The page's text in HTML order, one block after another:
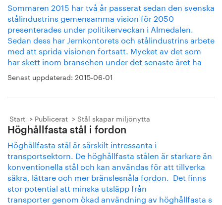
Sommaren 2015 har två år passerat sedan den svenska
stålindustrins gemensamma vision för 2050
presenterades under politikerveckan i Almedalen.
Sedan dess har Jernkontorets och stålindustrins arbete
med att sprida visionen fortsatt. Mycket av det som
har skett inom branschen under det senaste året ha
Senast uppdaterad: 2015-06-01
Start Publicerat Stål skapar miljönytta
Höghållfasta stål i fordon
Höghållfasta stål är särskilt intressanta i
transportsektorn. De höghållfasta stålen är starkare än
konventionella stål och kan användas för att tillverka
säkra, lättare och mer bränslesnåla fordon. Det finns
stor potential att minska utsläpp från
transporter genom ökad användning av höghållfasta s